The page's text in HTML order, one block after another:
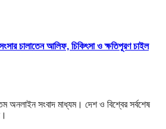
চালাতেন আলিফ, চিকিৎসা ও ক্ষতিপূরণ চাইল
অনলাইন সংবাদ মাধ্যম। দেশ ও বিশ্বের সর্বশেষ